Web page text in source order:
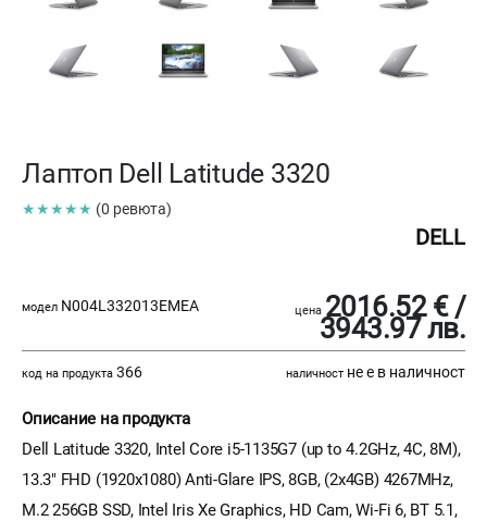
Лаптоп Dell Latitude 3320
★★★★★ (0 ревюта)
DELL
модел N004L332013EMEA цена 2016.52 € /
3943.97 лв.
код на продукта 366 наличност не е в наличност
Описание на продукта
Dell Latitude 3320, Intel Core i5-1135G7 (up to 4.2GHz, 4C, 8M),
13.3" FHD (1920x1080) Anti-Glare IPS, 8GB, (2x4GB) 4267MHz,
M.2 256GB SSD, Intel Iris Xe Graphics, HD Cam, Wi-Fi 6, BT 5.1,